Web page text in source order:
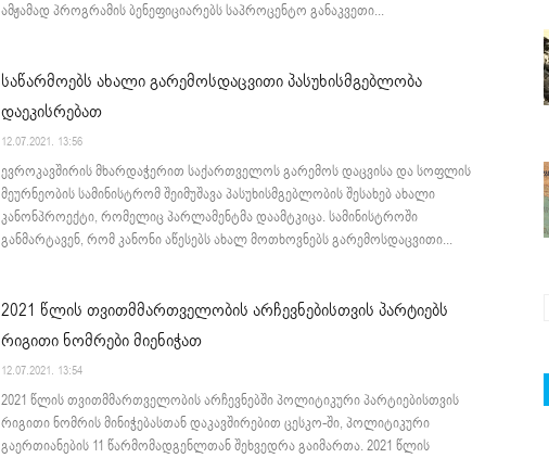
ამჟამად პროგრამის ბენეფიციარებს საპროცენტო განაკვეთი...
საწარმოებს ახალი გარემოსდაცვითი პასუხისმგებლობა
დაეკისრებათ
12.07.2021. 13:56
ევროკავშირის მხარდაჭერით საქართველოს გარემოს დაცვისა და სოფლის
მეურნეობის სამინისტრომ შეიმუშავა პასუხისმგებლობის შესახებ ახალი
კანონპროექტი, რომელიც პარლამენტმა დაამტკიცა. სამინისტროში
განმარტავენ, რომ კანონი აწესებს ახალ მოთხოვნებს გარემოსდაცვითი...
2021 წლის თვითმმართველობის არჩევნებისთვის პარტიებს
რიგითი ნომრები მიენიჭათ
12.07.2021. 13:54
2021 წლის თვითმმართველობის არჩევნებში პოლიტიკური პარტიებისთვის
რიგითი ნომრის მინიჭებასთან დაკავშირებით ცესკო-ში, პოლიტიკური
გაერთიანების 11 წარმომადგენლთან შეხვედრა გაიმართა. 2021 წლის